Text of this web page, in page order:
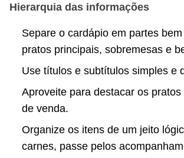
Hierarquia das informações
Separe o cardápio em partes
pratos principais, sobremesas e
Use títulos e subtítulos simples e
Aproveite para destacar os
de venda.
Organize os itens de um jeito
carnes, passe pelos